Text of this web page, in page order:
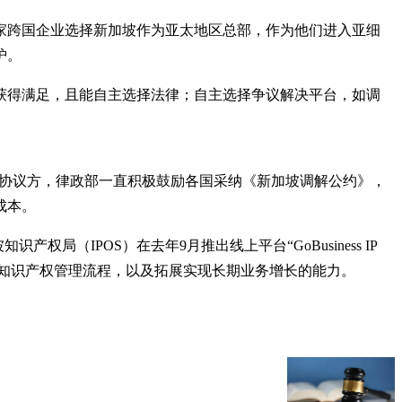
国企业选择新加坡作为亚太地区总部，作为他们进入亚细
满足，且能自主选择法律；自主选择争议解决平台，如调
议方，律政部一直积极鼓励各国采纳《新加坡调解公约》，
。
识产权局（IPOS）在去年9月推出线上平台“GoBusiness IP
产权管理流程，以及拓展实现长期业务增长的能力。